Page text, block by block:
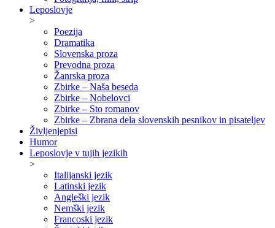
Leposlovje
>
Poezija
Dramatika
Slovenska proza
Prevodna proza
Žanrska proza
Zbirke – Naša beseda
Zbirke – Nobelovci
Zbirke – Sto romanov
Zbirke – Zbrana dela slovenskih pesnikov in pisateljev
Življenjepisi
Humor
Leposlovje v tujih jezikih
>
Italijanski jezik
Latinski jezik
Angleški jezik
Nemški jezik
Francoski jezik